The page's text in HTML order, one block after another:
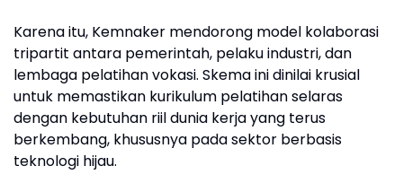
Karena itu, Kemnaker mendorong model kolaborasi
tripartit antara pemerintah, pelaku industri, dan
lembaga pelatihan vokasi. Skema ini dinilai krusial
untuk memastikan kurikulum pelatihan selaras
dengan kebutuhan riil dunia kerja yang terus
berkembang, khususnya pada sektor berbasis
teknologi hijau.